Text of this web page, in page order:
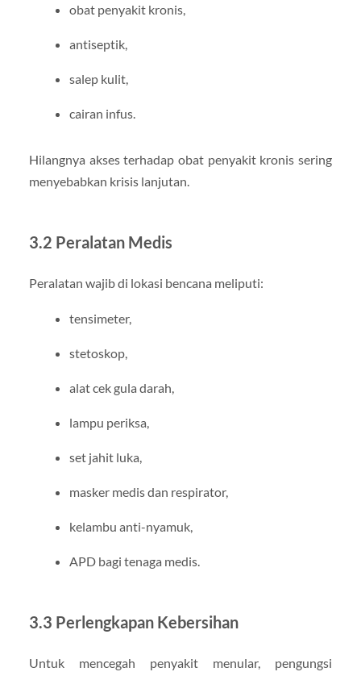
obat penyakit kronis,
antiseptik,
salep kulit,
cairan infus.
Hilangnya akses terhadap obat penyakit kronis sering
menyebabkan krisis lanjutan.
3.2 Peralatan Medis
Peralatan wajib di lokasi bencana meliputi:
tensimeter,
stetoskop,
alat cek gula darah,
lampu periksa,
set jahit luka,
masker medis dan respirator,
kelambu anti-nyamuk,
APD bagi tenaga medis.
3.3 Perlengkapan Kebersihan
Untuk mencegah penyakit menular, pengungsi